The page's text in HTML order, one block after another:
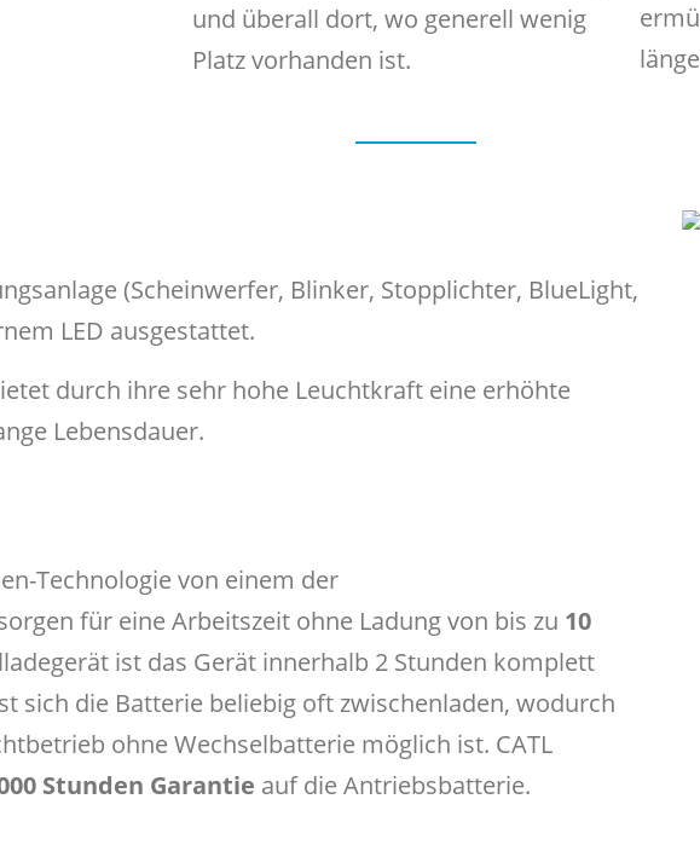
und überall dort, wo generell wenig
Platz vorhanden ist.
(Scheinwerfer, Blinker, Stopplichter, BlueLight,
LED ausgestattet.
durch ihre sehr hohe Leuchtkraft eine erhöhte
Lebensdauer.
Technologie von einem der
für eine Arbeitszeit ohne Ladung von bis zu 10
ist das Gerät innerhalb 2 Stunden komplett
sich die Batterie beliebig oft zwischenladen, wodurch
ohne Wechselbatterie möglich ist. CATL
Stunden Garantie auf die Antriebsbatterie.